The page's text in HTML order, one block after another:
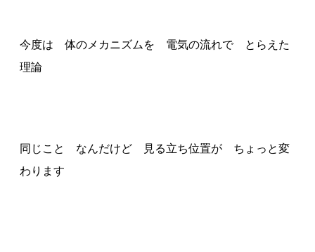
今度は 体のメカニズムを 電気の流れで とらえた
理論
同じこと なんだけど 見る立ち位置が ちょっと変
わります